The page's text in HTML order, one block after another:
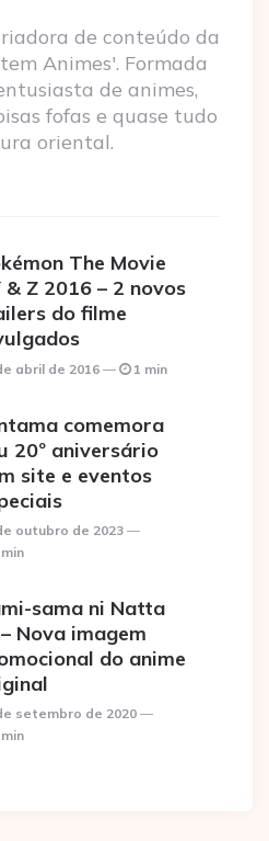
de conteúdo da
Animes'. Formada
de animes,
fofas e quase tudo
oriental.
The Movie
& Z 2016 – 2 novos
do filme
abril de 2016 1 min
comemora
20º aniversário
site e eventos
outubro de 2023
sama ni Natta
Nova imagem
do anime
setembro de 2020